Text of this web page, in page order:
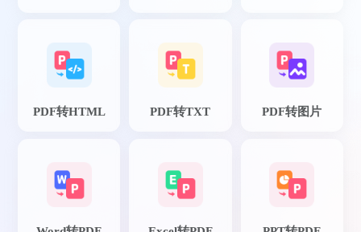
PDF转HTML PDF转TXT PDF转图片